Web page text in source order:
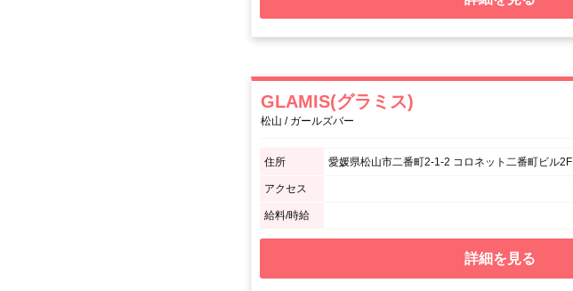
GLAMIS(グラミス)
松山 / ガールズバー
住所 愛媛県松山市二番町2-1-2 コロネット二番町ビル2F
アクセス
給料/時給
詳細を見る